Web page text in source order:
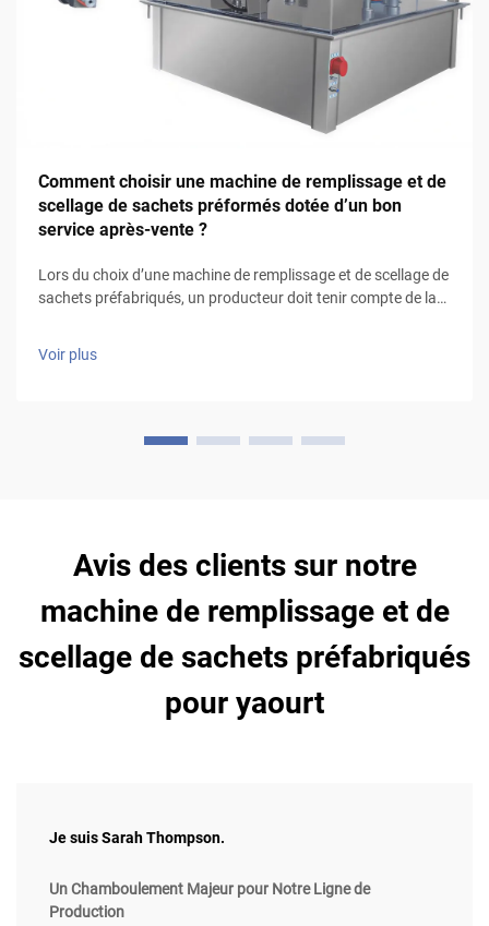
Comment choisir une machine de remplissage et de
scellage de sachets préformés dotée d’un bon
service après-vente ?
Lors du choix d’une machine de remplissage et de scellage de
sachets préfabriqués, un producteur doit tenir compte de la
qui nécessitent des sachets étanches et un bon mécanisme
Voir plus
Avis des clients sur notre
machine de remplissage et de
scellage de sachets préfabriqués
pour yaourt
Je suis Sarah Thompson.
Un Chamboulement Majeur pour Notre Ligne de
Production